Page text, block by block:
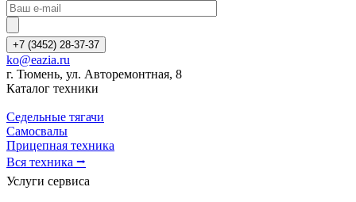
+7 (3452) 28-37-37
ko@eazia.ru
г. Тюмень, ул. Авторемонтная, 8
Каталог техники
Седельные тягачи
Самосвалы
Прицепная техника
Вся техника ⭢
Услуги сервиса